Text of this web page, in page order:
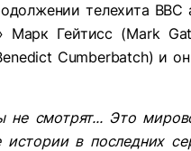
телехита
Марк Гейтисс (Mark
Cumberbatch) и
не смотрят... Это
в последних